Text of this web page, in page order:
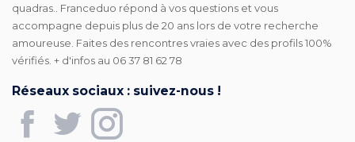
quadras.. Franceduo répond à vos questions et vous
accompagne depuis plus de 20 ans lors de votre recherche
amoureuse. Faites des rencontres vraies avec des profils 100%
vérifiés. + d'infos au 06 37 81 62 78
Réseaux sociaux : suivez-nous !